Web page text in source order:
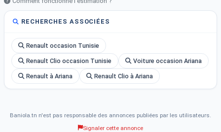
RECHERCHES ASSOCIÉES
Renault occasion Tunisie
Renault Clio occasion Tunisie Voiture occasion Ariana
Renault à Ariana Renault Clio à Ariana
Baniola.tn n'est pas responsable des annonces publiées par les utilisateurs.
Signaler cette annonce